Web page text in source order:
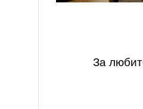
За